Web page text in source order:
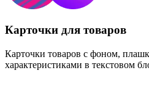
Карточки для товаров
Карточки товаров с фоном,
характеристиками в текстовом